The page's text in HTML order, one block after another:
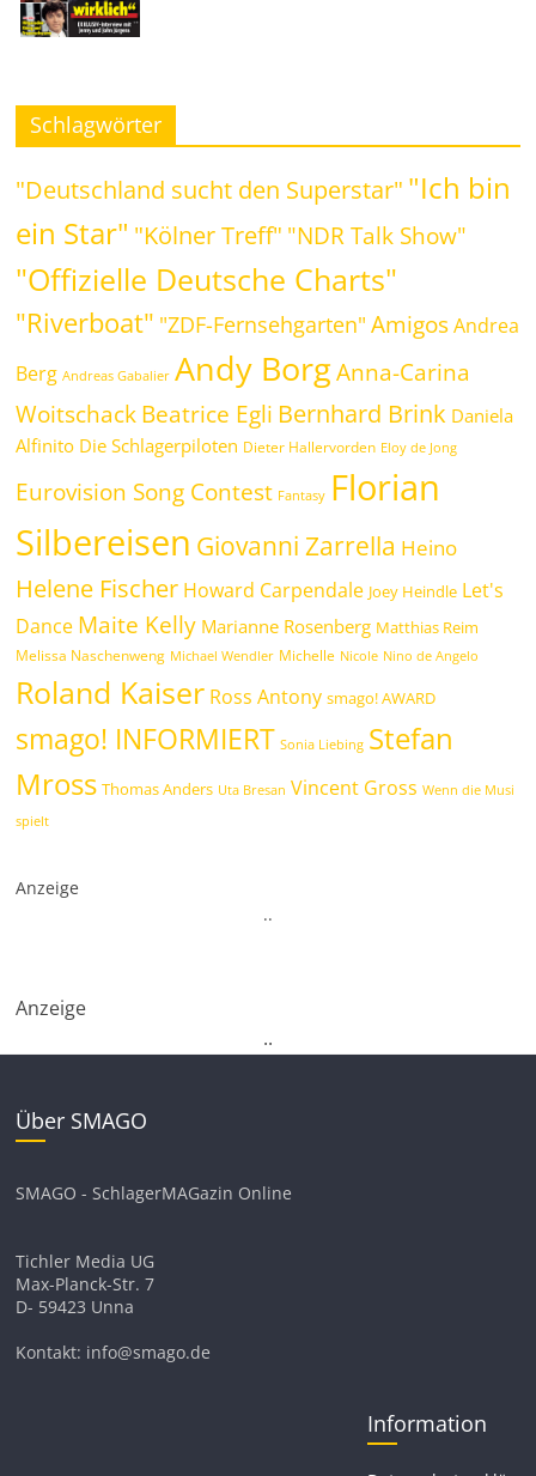
Schlagwörter
"Deutschland sucht den Superstar" "Ich bin
ein Star" "Kölner Treff" "NDR Talk Show"
"Offizielle Deutsche Charts"
"Riverboat" "ZDF-Fernsehgarten" Amigos Andrea
Berg Andreas Gabalier Andy Borg Anna-Carina
WoitschackBeatrice Egli Bernhard Brink Daniela
Alfinito Die Schlagerpiloten Dieter Hallervorden Eloy de Jong
Eurovision Song Contest Fantasy Florian
Silbereisen Giovanni Zarrella Heino
Helene Fischer Howard Carpendale Joey Heindle Let's
Dance Maite Kelly Marianne Rosenberg Matthias Reim
Melissa Naschenweng Michael Wendler Michelle Nicole Nino de Angelo
Roland Kaiser Ross Antony smago! AWARD
smago! INFORMIERT Sonia Liebing Stefan
Mross Thomas Anders Uta Bresan Vincent Gross Wenn die Musi
spielt
Anzeige
..
Anzeige
..
Über SMAGO
SMAGO - SchlagerMAGazin Online
Tichler Media UG
Max-Planck-Str. 7
D- 59423 Unna
Kontakt: info@smago.de
Information